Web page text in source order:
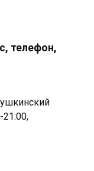
телефон,
21:00,